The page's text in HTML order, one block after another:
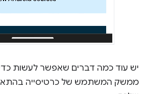
יש עוד כמה דברים שאפשר לעשות
ממשק המשתמש של כרטיסייה